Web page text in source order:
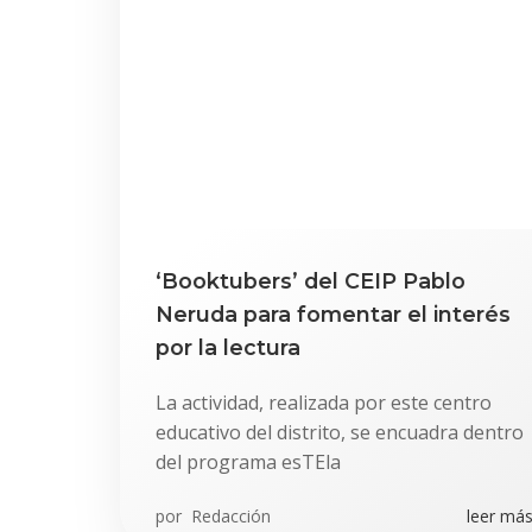
‘Booktubers’ del CEIP Pablo
Neruda para fomentar el interés
por la lectura
La actividad, realizada por este centro
educativo del distrito, se encuadra dentro
del programa esTEla
por Redacción leer